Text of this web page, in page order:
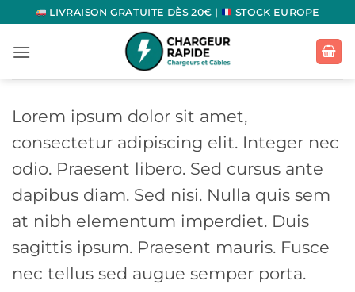
Passer
au
contenu
LIVRAISON GRATUITE DÈS 20€ | STOCK EUROPE
Lorem ipsum dolor sit amet,
consectetur adipiscing elit. Integer nec
odio. Praesent libero. Sed cursus ante
dapibus diam. Sed nisi. Nulla quis sem
at nibh elementum imperdiet. Duis
sagittis ipsum. Praesent mauris. Fusce
nec tellus sed augue semper porta.